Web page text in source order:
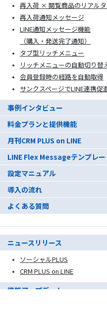
再入荷 × 閲覧商品のリアル
再入荷通知メッセージ
LINE通知メッセージ機能
（購入・発送完了通知）
タブ型リッチメニュー
リッチメニューの自動切り替
会員登録時の経路を自動取得
サンクスページでLINE連携促
事例インタビュー
料金プランと提供機能
月刊CRM PLUS on LINE
LINE Flex Messageテンプレー
設定マニュアル
導入の流れ
よくある質問
ニュースリリース
ソーシャルPLUS
CRM PLUS on LINE
機能アップデート